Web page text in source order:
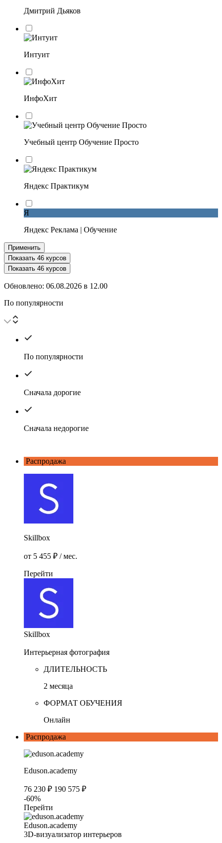
Дмитрий Дьяков
Интуит
ИнфоХит
Учебный центр Обучение Просто
Яндекс Практикум
Я
Яндекс Реклама | Обучение
Применить
Показать 46 курсов
Показать 46 курсов
Обновлено: 06.08.2026 в 12.00
По популярности
По популярности
Сначала дорогие
Сначала недорогие
Распродажа
Skillbox
от 5 455 ₽ / мес.
Перейти
Skillbox
Интерьерная фотография
ДЛИТЕЛЬНОСТЬ
2 месяца
ФОРМАТ ОБУЧЕНИЯ
Онлайн
Распродажа
Eduson.academy
76 230 ₽ 190 575 ₽
-60%
Перейти
Eduson.academy
3D-визуализатор интерьеров